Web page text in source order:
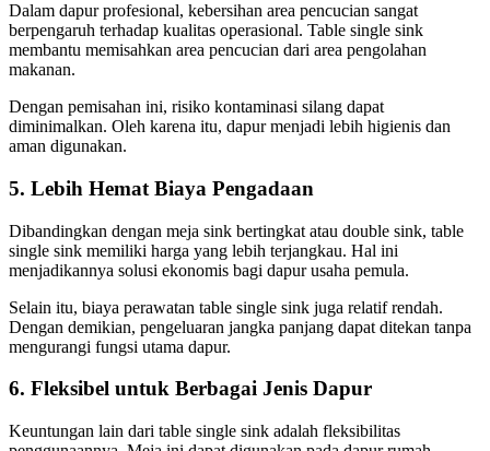
Dalam dapur profesional, kebersihan area pencucian sangat
berpengaruh terhadap kualitas operasional. Table single sink
membantu memisahkan area pencucian dari area pengolahan
makanan.
Dengan pemisahan ini, risiko kontaminasi silang dapat
diminimalkan. Oleh karena itu, dapur menjadi lebih higienis dan
aman digunakan.
5. Lebih Hemat Biaya Pengadaan
Dibandingkan dengan meja sink bertingkat atau double sink, table
single sink memiliki harga yang lebih terjangkau. Hal ini
menjadikannya solusi ekonomis bagi dapur usaha pemula.
Selain itu, biaya perawatan table single sink juga relatif rendah.
Dengan demikian, pengeluaran jangka panjang dapat ditekan tanpa
mengurangi fungsi utama dapur.
6. Fleksibel untuk Berbagai Jenis Dapur
Keuntungan lain dari table single sink adalah fleksibilitas